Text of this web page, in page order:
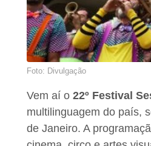
Foto: Divulgação
Vem aí o 22º Festival
multilinguagem do país,
de Janeiro. A